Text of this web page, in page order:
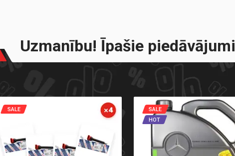
Uzmanību! Īpašie piedāvājumi
SALE
SALE
HOT